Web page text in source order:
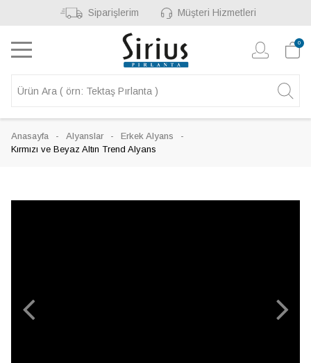
Siparişlerim Müşteri Hizmetleri
0
Anasayfa Alyanslar
Erkek Alyans
Kırmızı ve Beyaz Altın Trend Alyans